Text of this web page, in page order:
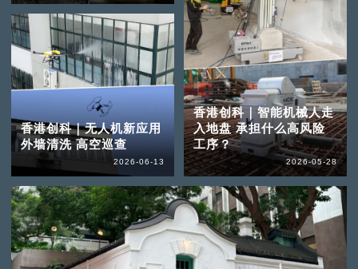
香港创科｜无人机新应用
外墙清洗 高空巡查
2026-06-13
香港创科｜智能机械人走
入地盘 承担什么高风险
工序？
2026-05-28